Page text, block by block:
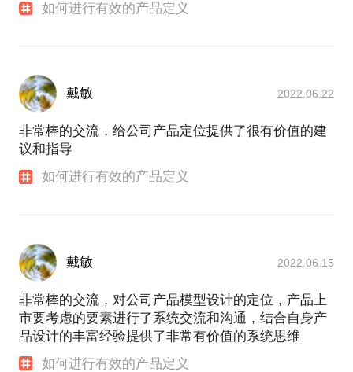
如何进行有效的产品定义
戴敏 2022.06.22
非常棒的交流，给公司产品定位提供了很有价值的建
议和指导
如何进行有效的产品定义
戴敏 2022.06.15
非常棒的交流，对公司产品模型设计的定位，产品上
市要考虑的要素进行了系统交流和沟通，结合自身产
品设计的丰富经验提供了非常有价值的系统思维
如何进行有效的产品定义